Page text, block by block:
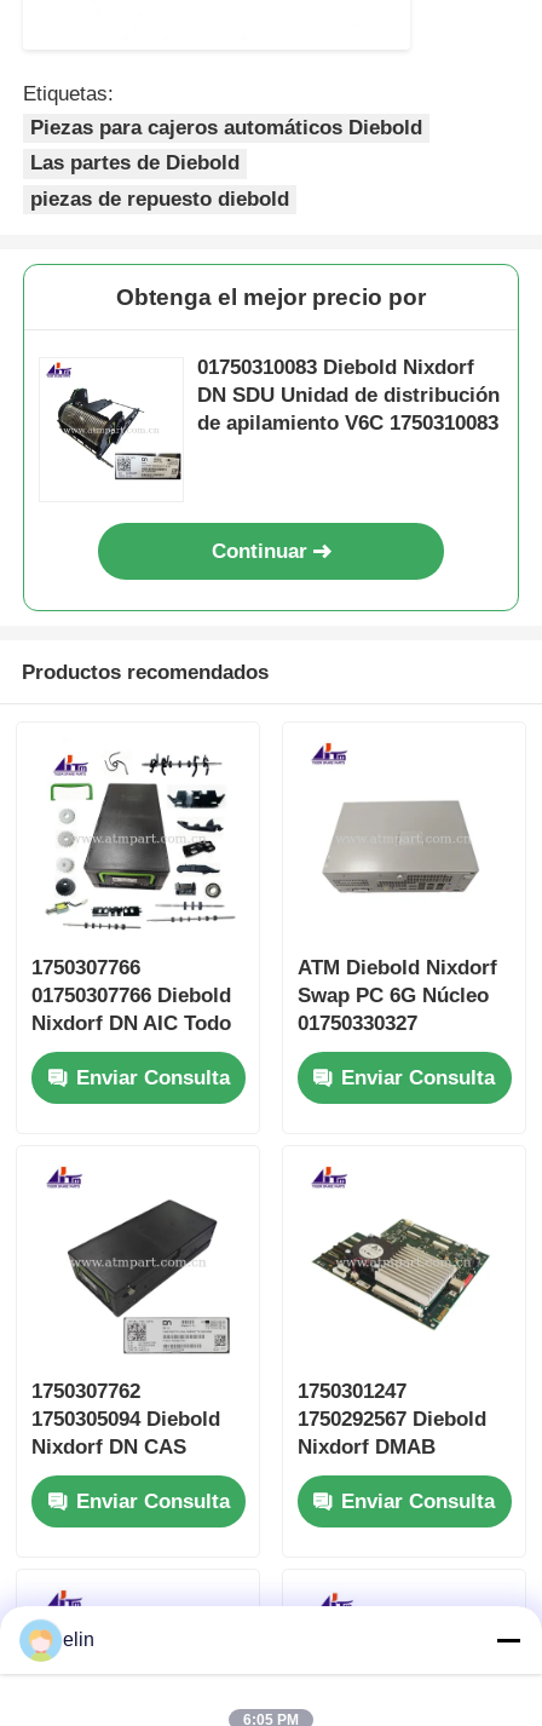
Etiquetas:
Piezas para cajeros automáticos Diebold
Las partes de Diebold
piezas de repuesto diebold
Obtenga el mejor precio por
01750310083 Diebold Nixdorf
DN SDU Unidad de distribución
de apilamiento V6C 1750310083
Continuar
Productos recomendados
1750307766
01750307766 Diebold
Nixdorf DN AIC Todo
en casete Desnudo
SeguroEnviar Consulta
ATM Diebold Nixdorf
Swap PC 6G Núcleo
01750330327
1750330327
Enviar Consulta
1750307762
1750305094 Diebold
Nixdorf DN CAS
Cásete de reciclaje
seguroEnviar Consulta
1750301247
1750292567 Diebold
Nixdorf DMAB
MOVEm CDAA cpl
RM4 Consejo de
Administración
Enviar Consulta
elin
6:05 PM